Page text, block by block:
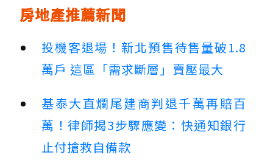
房地產推薦新聞
投機客退場！新北預售待售量破1.8
萬戶 這區「需求斷層」賣壓最大
基泰大直爛尾建商判退千萬再賠百
萬！律師揭3步驟應變：快通知銀行
止付搶救自備款